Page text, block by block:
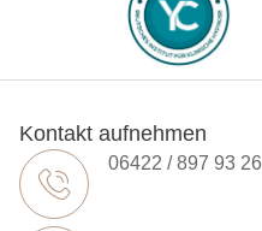
Kontakt aufnehmen
06422 / 897 93 26